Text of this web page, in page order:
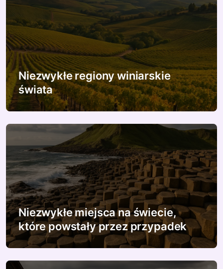
c
j
a
w
p
i
s
u
Niezwykłe regiony winiarskie
świata
Niezwykłe miejsca na świecie,
które powstały przez przypadek